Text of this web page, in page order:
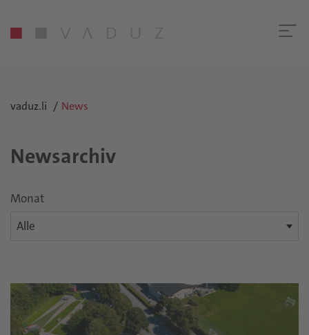
vaduz.li News
Newsarchiv
Monat